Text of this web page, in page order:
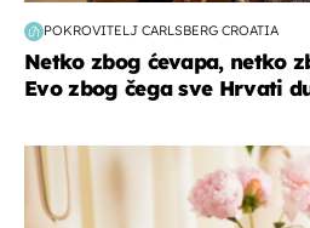
POKROVITELJ CARLSBERG CROATIA
Netko zbog ćevapa, netko
Evo zbog čega sve Hrvati
moda & ljepota